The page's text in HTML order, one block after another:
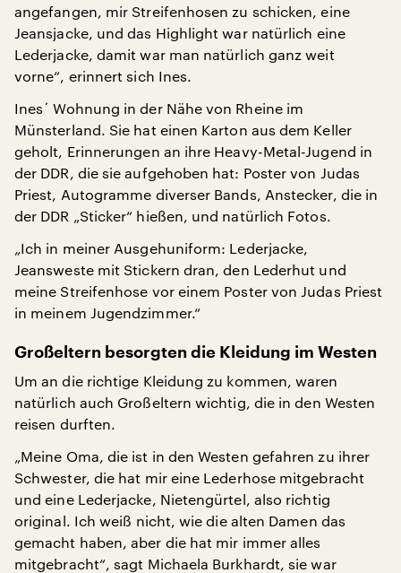
angefangen, mir Streifenhosen zu schicken, eine
Jeansjacke, und das Highlight war natürlich eine
Lederjacke, damit war man natürlich ganz weit
vorne“, erinnert sich Ines.
Ines´ Wohnung in der Nähe von Rheine im
Münsterland. Sie hat einen Karton aus dem Keller
geholt, Erinnerungen an ihre Heavy-Metal-Jugend in
der DDR, die sie aufgehoben hat: Poster von Judas
Priest, Autogramme diverser Bands, Anstecker, die in
der DDR „Sticker“ hießen, und natürlich Fotos.
„Ich in meiner Ausgehuniform: Lederjacke,
Jeansweste mit Stickern dran, den Lederhut und
meine Streifenhose vor einem Poster von Judas Priest
in meinem Jugendzimmer.“
Großeltern besorgten die Kleidung im Westen
Um an die richtige Kleidung zu kommen, waren
natürlich auch Großeltern wichtig, die in den Westen
reisen durften.
„Meine Oma, die ist in den Westen gefahren zu ihrer
Schwester, die hat mir eine Lederhose mitgebracht
und eine Lederjacke, Nietengürtel, also richtig
original. Ich weiß nicht, wie die alten Damen das
gemacht haben, aber die hat mir immer alles
mitgebracht“, sagt Michaela Burkhardt, sie war